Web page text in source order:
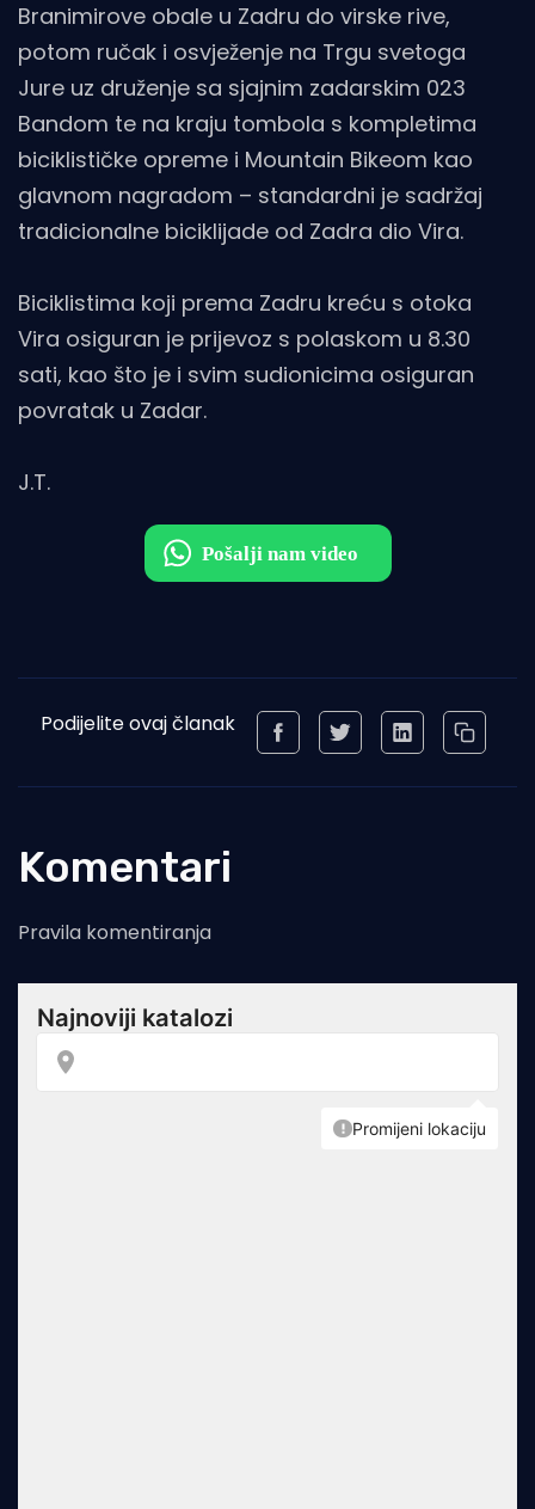
Branimirove obale u Zadru do virske rive,
potom ručak i osvježenje na Trgu svetoga
Jure uz druženje sa sjajnim zadarskim 023
Bandom te na kraju tombola s kompletima
biciklističke opreme i Mountain Bikeom kao
glavnom nagradom – standardni je sadržaj
tradicionalne biciklijade od Zadra dio Vira.
Biciklistima koji prema Zadru kreću s otoka
Vira osiguran je prijevoz s polaskom u 8.30
sati, kao što je i svim sudionicima osiguran
povratak u Zadar.
J.T.
Podijelite ovaj članak
Komentari
Pravila komentiranja